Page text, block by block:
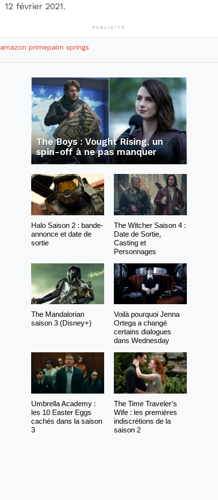
12 février 2021.
PUBLICITÉ
amazon primepalm springs
The Boys : Vought Rising, un
spin-off à ne pas manquer
Halo Saison 2 : bande-
annonce et date de
sortie
The Witcher Saison 4 :
Date de Sortie,
Casting et
Personnages
The Mandalorian
saison 3 (Disney+)
Voilà pourquoi Jenna
Ortega a changé
certains dialogues
dans Wednesday
Umbrella Academy :
les 10 Easter Eggs
cachés dans la saison
3
The Time Traveler’s
Wife : les premières
indiscrétions de la
saison 2